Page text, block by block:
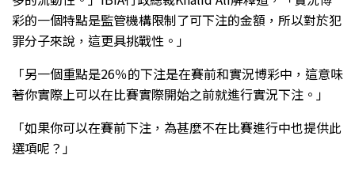
彩的一個特點是監管機構限制了可下注的金額，所以對於犯
罪分子來說，這更具挑戰性。」
「另一個重點是26％的下注是在賽前和實況博彩中，這意味
著你實際上可以在比賽實際開始之前就進行實況下注。」
「如果你可以在賽前下注，為甚麼不在比賽進行中也提供此
選項呢？」